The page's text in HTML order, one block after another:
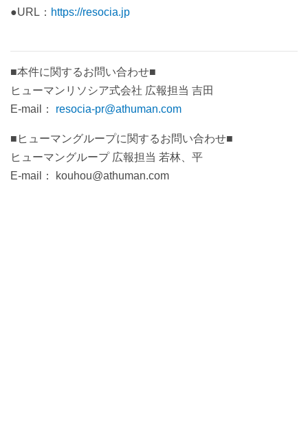
●URL： https://resocia.jp
■本件に関するお問い合わせ■
ヒューマンリソシア式会社 広報担当 吉田
E-mail： resocia-pr@athuman.com
■ヒューマングループに関するお問い合わせ■
ヒューマングループ 広報担当 若林、平
E-mail： kouhou@athuman.com